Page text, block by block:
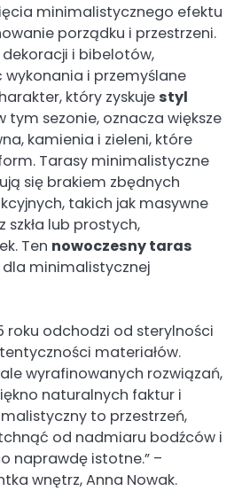
minimalistycznego efektu
porządku i przestrzeni.
i bibelotów,
i przemyślane
który zyskuje styl
tym sezonie, oznacza większe
kamienia i zieleni, które
Tarasy minimalistyczne
się brakiem zbędnych
takich jak masywne
szkła lub prostych,
Ten nowoczesny taras
minimalistycznej
roku odchodzi od sterylności
materiałów.
wyrafinowanych rozwiązań,
naturalnych faktur i
to przestrzeń,
od nadmiaru bodźców i
naprawdę istotne.” –
wnętrz, Anna Nowak.